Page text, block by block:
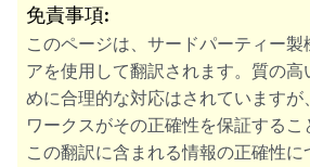
免責事項:
このページは、サードパーティー製
アを使用して翻訳されます。質の高
めに合理的な対応はされていますが
ワークスがその正確性を保証するこ
この翻訳に含まれる情報の正確性に